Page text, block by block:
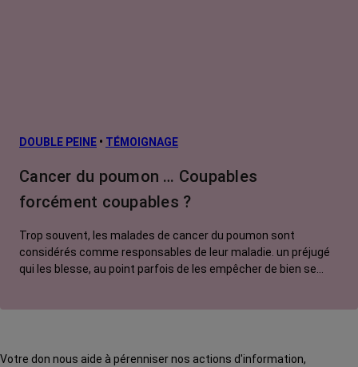
DOUBLE PEINE • TÉMOIGNAGE
Cancer du poumon … Coupables
forcément coupables ?
Trop souvent, les malades de cancer du poumon sont
considérés comme responsables de leur maladie. un préjugé
qui les blesse, au point parfois de les empêcher de bien se
Votre don nous aide à pérenniser nos actions d'information,